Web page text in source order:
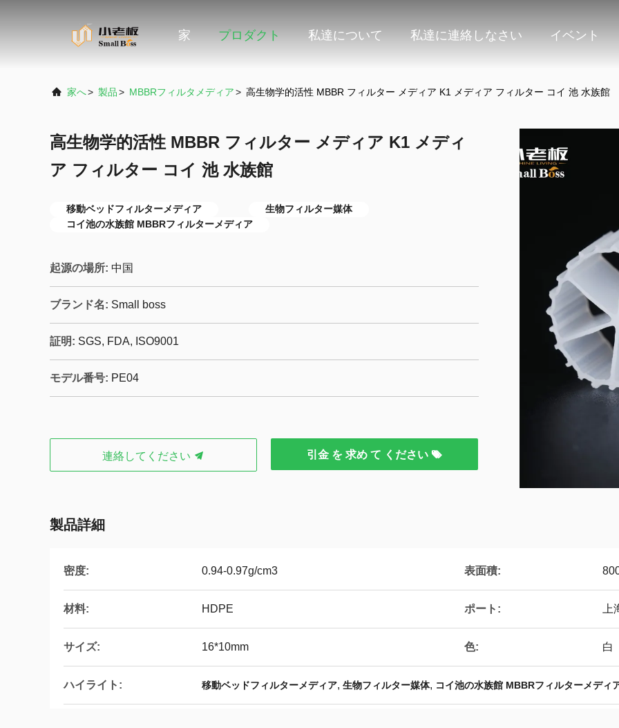
家 プロダクト 私達について 私達に連絡しなさい イベント
家へ> 製品> MBBRフィルタメディア> 高生物学的活性 MBBR フィルター メディア K1 メディア フィルター コイ 池 水族館
高生物学的活性 MBBR フィルター メディア K1 メディ
ア フィルター コイ 池 水族館
移動ベッドフィルターメディア
生物フィルター媒体
コイ池の水族館 MBBRフィルターメディア
起源の場所: 中国
ブランド名: Small boss
証明: SGS, FDA, ISO9001
モデル番号: PE04
連絡してください 引金 を 求め て ください
製品詳細
密度: 0.94-0.97g/cm3 表面積:
材料: HDPE ポート:
サイズ: 16*10mm 色: 白
ハイライト: 移動ベッドフィルターメディア, 生物フィルター媒体, コイ池の水族館 MBBRフィルターメディ